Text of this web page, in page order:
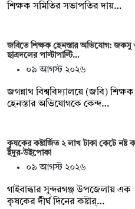
শিক্ষক সমিতির সভাপতির দায়…
জবিতে শিক্ষক হেনস্তার অভিযোগ: জকসু
ছাত্রদলের পাল্টাপাল্টি…
০৯ আগস্ট ২০২৬
জগন্নাথ বিশ্ববিদ্যালয়ে (জবি) শিক্ষক
হেনস্তার অভিযোগকে কেন্দ…
কৃষকের কষ্টার্জিত ২ লাখ টাকা কেটে নষ্ট
ইঁদুর-উইপোকা
০৯ আগস্ট ২০২৬
গাইবান্ধার সুন্দরগঞ্জ উপজেলায় এক
কৃষকের দীর্ঘ দিনের কষ্টার্…